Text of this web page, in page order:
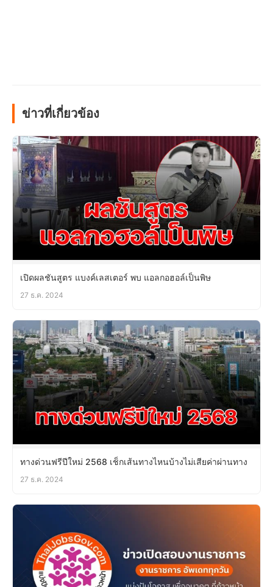
ข่าวที่เกี่ยวข้อง
เปิดผลชันสูตร แบงค์เลสเตอร์ พบ แอลกอฮอล์เป็นพิษ
27 ธ.ค. 2024
ทางด่วนฟรีปีใหม่ 2568 เช็กเส้นทางไหนบ้างไม่เสียค่าผ่านทาง
27 ธ.ค. 2024